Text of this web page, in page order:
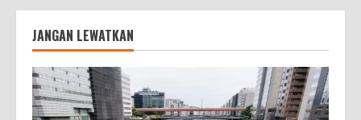
JANGAN LEWATKAN